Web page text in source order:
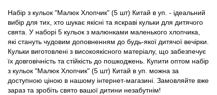
Набір з кульок "Малюк Хлопчик" (5 шт) Китай в уп. - ідеальний
вибір для тих, хто шукає якісні та яскраві кульки для дитячого
свята. У наборі 5 кульок з малюнками маленького хлопчика,
які стануть чудовим доповненням до будь-якої дитячої вечірки.
Кульки виготовлені з високоякісного матеріалу, що забезпечує
їх довговічність та стійкість до пошкоджень. Купити оптом набір
з кульок "Малюк Хлопчик" (5 шт) Китай в уп. можна за
доступною ціною в нашому інтернет-магазині. Замовляйте вже
зараз та зробіть свято вашої дитини незабутнім!